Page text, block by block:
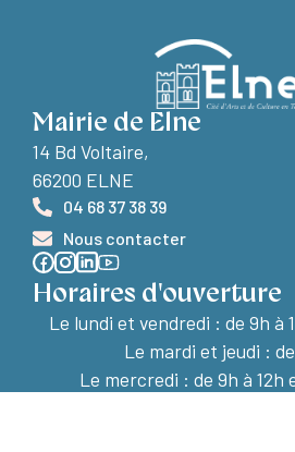
Mairie de Elne
14 Bd Voltaire,
66200 ELNE
04 68 37 38 39
Nous contacter
Horaires d'ouverture
Le lundi et vendredi : de 9h à
Le mardi et jeudi :
Le mercredi : de 9h à 12h